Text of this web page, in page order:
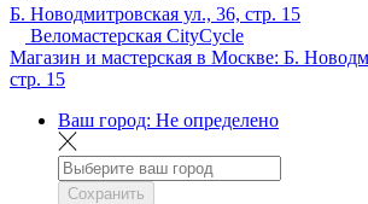
Б. Новодмитровская ул., 36, стр. 15
Веломастерская CityCycle
Магазин и мастерская в Москве: Б.
стр. 15
Ваш город: Не определено
Сохранить